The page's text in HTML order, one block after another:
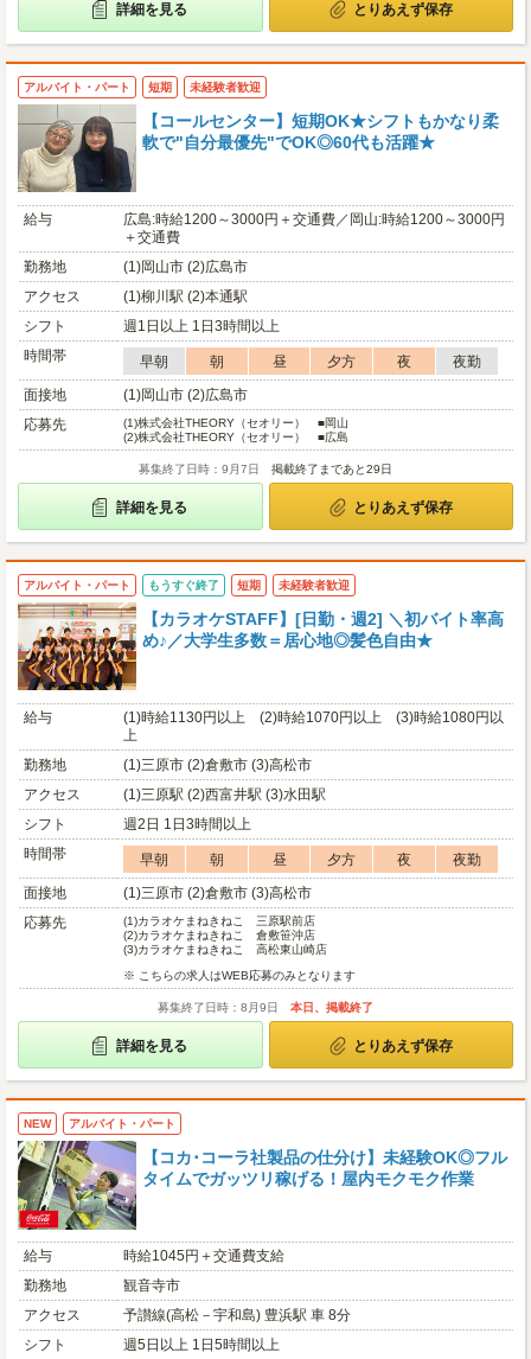
詳細を見る とりあえず保存
アルバイト・パート 短期 未経験者歓迎
【コールセンター】短期OK★シフトもかなり柔
軟で"自分最優先"でOK◎60代も活躍★
給与
広島:時給1200～3000円＋交通費／岡山:時給1200～3000円
＋交通費
勤務地
(1)岡山市 (2)広島市
アクセス
(1)柳川駅 (2)本通駅
シフト
週1日以上 1日3時間以上
時間帯
早朝 朝 昼 夕方 夜
夜勤
面接地
(1)岡山市 (2)広島市
応募先
(1)株式会社THEORY（セオリー） ■岡山
(2)株式会社THEORY（セオリー） ■広島
募集終了日時：9月7日 掲載終了まであと29日
詳細を見る とりあえず保存
アルバイト・パート もうすぐ終了 短期 未経験者歓迎
【カラオケSTAFF】[日勤・週2] ＼初バイト率高
め♪／大学生多数＝居心地◎髪色自由★
給与
(1)時給1130円以上 (2)時給1070円以上 (3)時給1080円以
上
勤務地
(1)三原市 (2)倉敷市 (3)高松市
アクセス
(1)三原駅 (2)西富井駅 (3)水田駅
シフト
週2日 1日3時間以上
時間帯
早朝 朝 昼 夕方 夜
夜勤
面接地
(1)三原市 (2)倉敷市 (3)高松市
応募先
(1)カラオケまねきねこ 三原駅前店
(2)カラオケまねきねこ 倉敷笹沖店
(3)カラオケまねきねこ 高松東山崎店
※ こちらの求人はWEB応募のみとなります
募集終了日時：8月9日 本日、掲載終了
詳細を見る とりあえず保存
NEW アルバイト・パート
【コカ･コーラ社製品の仕分け】未経験OK◎フル
タイムでガッツリ稼げる！屋内モクモク作業
給与
時給1045円＋交通費支給
勤務地
観音寺市
アクセス
予讃線(高松－宇和島) 豊浜駅 車 8分
シフト
週5日以上 1日5時間以上